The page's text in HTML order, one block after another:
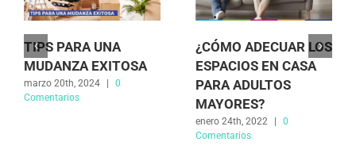
TIPS PARA UNA
MUDANZA EXITOSA
marzo 20th, 2024
0
Comentarios
¿CÓMO ADECUAR LOS
ESPACIOS EN CASA
PARA ADULTOS
MAYORES?
enero 24th, 2022
0
Comentarios